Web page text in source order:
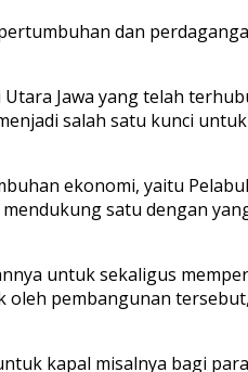
dan
Jawa yang telah
salah satu kunci
ekonomi, yaitu
satu dengan
untuk sekaligus
pembangunan
kapal misalnya bagi